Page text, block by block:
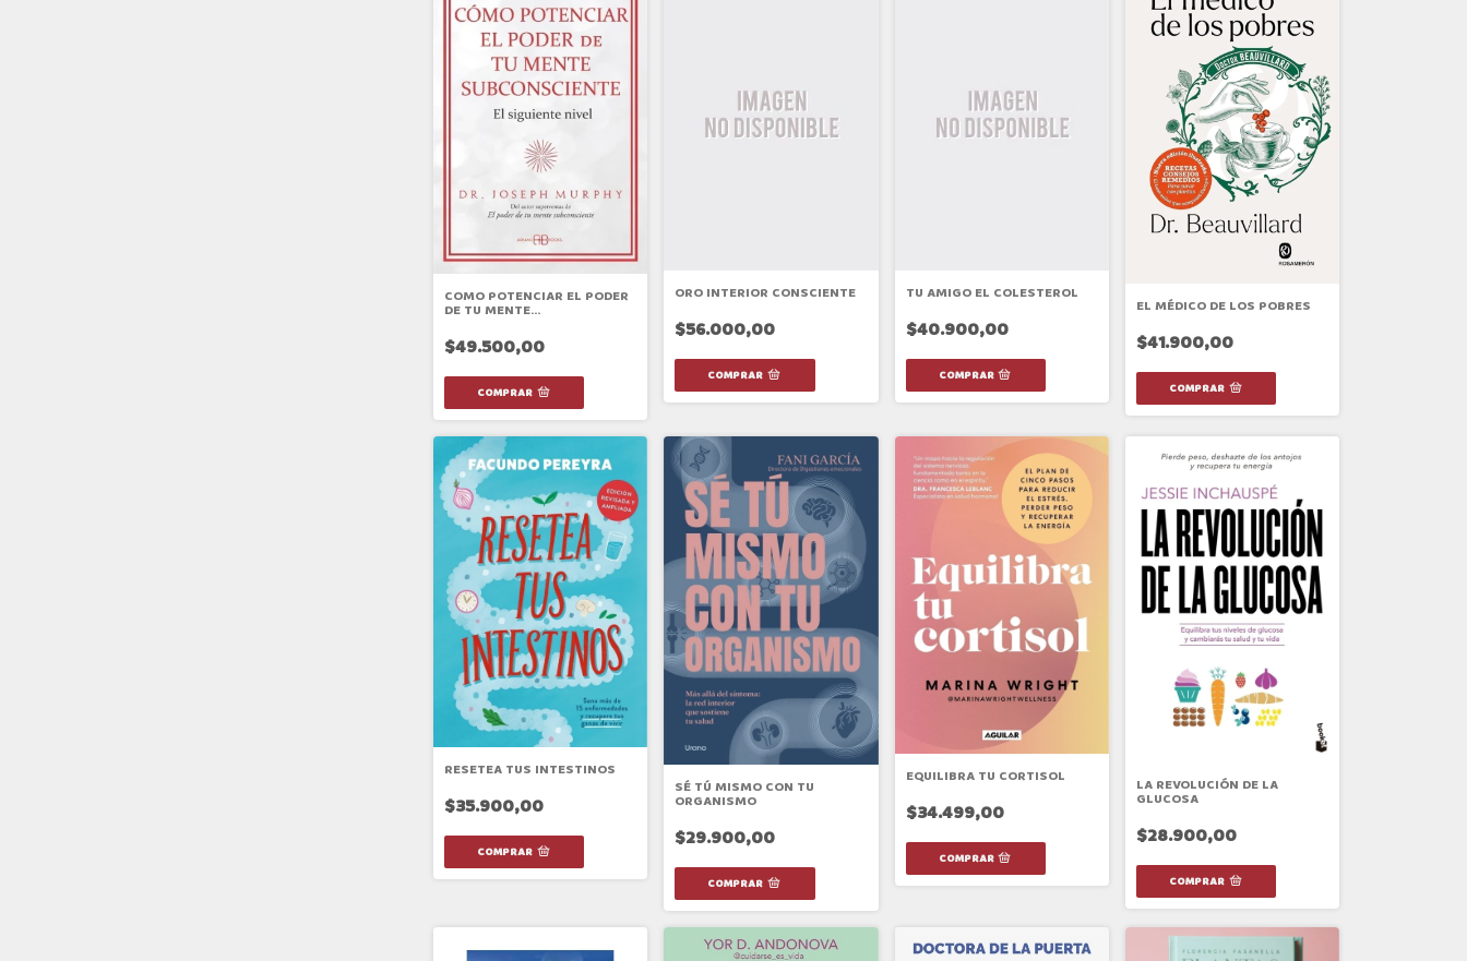
COMO POTENCIAR EL PODER
DE TU MENTE
$49.500,00
ORO INTERIOR CONSCIENTE
$56.000,00
TU AMIGO EL COLESTEROL
$40.900,00
EL MÉDICO DE LOS POBRES
$41.900,00
RESETEA TUS INTESTINOS
$35.900,00
SÉ TÚ MISMO CON TU
ORGANISMO
$29.900,00
EQUILIBRA TU CORTISOL
$34.499,00
LA REVOLUCIÓN DE LA
GLUCOSA
$28.900,00